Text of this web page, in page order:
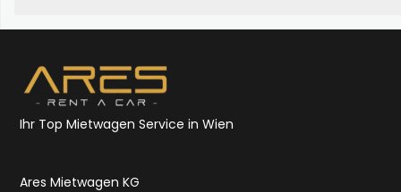
Ihr Top Mietwagen Service in Wien
Ares Mietwagen KG